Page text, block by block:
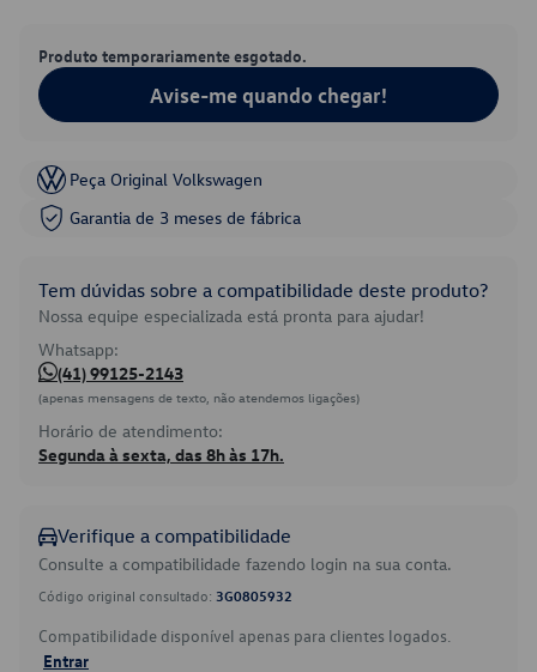
Produto temporariamente esgotado.
Avise-me quando chegar!
Peça Original Volkswagen
Garantia de 3 meses de fábrica
Tem dúvidas sobre a compatibilidade deste produto?
Nossa equipe especializada está pronta para ajudar!
Whatsapp:
(41) 99125-2143
(apenas mensagens de texto, não atendemos ligações)
Horário de atendimento:
Segunda à sexta, das 8h às 17h.
Verifique a compatibilidade
Consulte a compatibilidade fazendo login na sua conta.
Código original consultado: 3G0805932
Compatibilidade disponível apenas para clientes logados.
Entrar